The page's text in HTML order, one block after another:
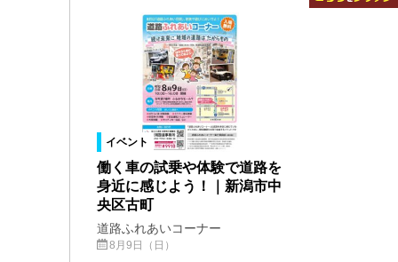
イベント
働く車の試乗や体験で道路を
身近に感じよう！｜新潟市中
央区古町
道路ふれあいコーナー
8月9日（日）